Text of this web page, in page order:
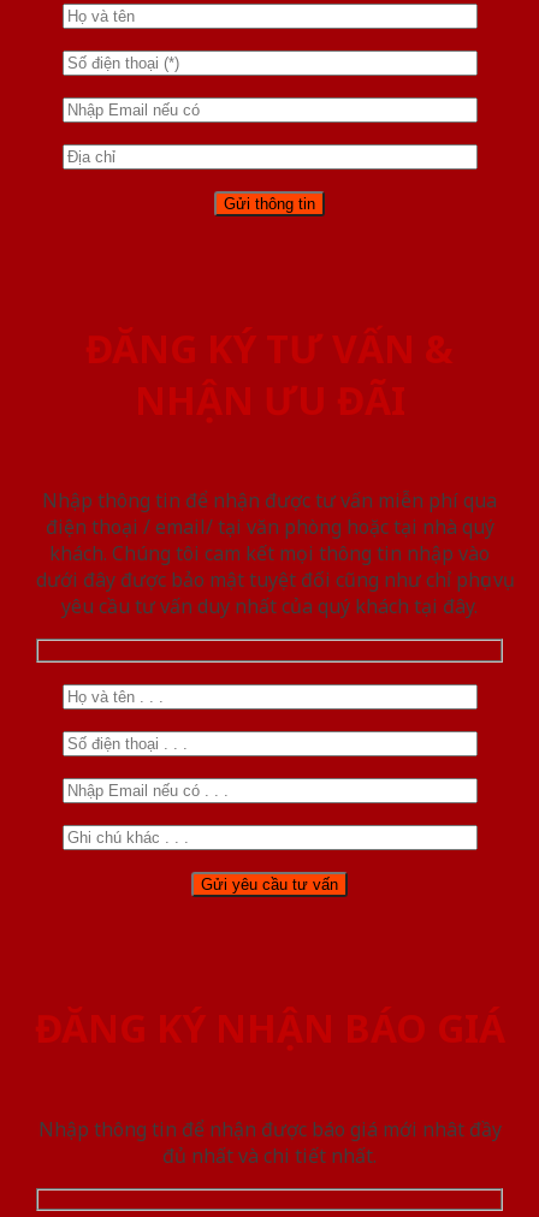
ĐĂNG KÝ TƯ VẤN &
NHẬN ƯU ĐÃI
Nhập thông tin để nhận được tư vấn miễn phí qua
điện thoại / email/ tại văn phòng hoặc tại nhà quý
khách. Chúng tôi cam kết mọi thông tin nhập vào
dưới đây được bảo mật tuyệt đối cũng như chỉ phục vụ
yêu cầu tư vấn duy nhất của quý khách tại đây.
ĐĂNG KÝ NHẬN BÁO GIÁ
Nhập thông tin để nhận được báo giá mới nhât đầy
đủ nhất và chi tiết nhất.